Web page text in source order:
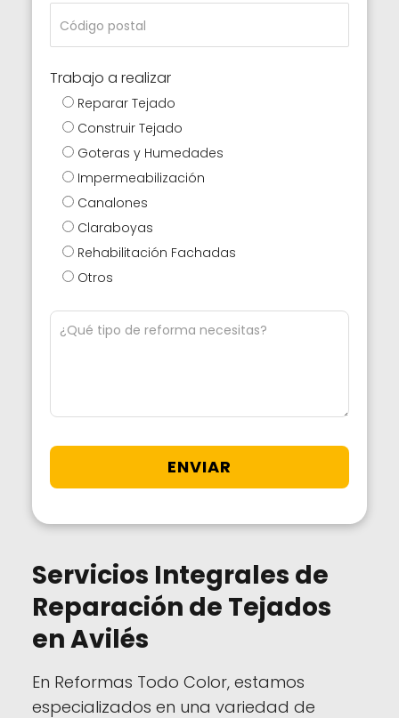
Trabajo a realizar
Reparar Tejado
Construir Tejado
Goteras y Humedades
Impermeabilización
Canalones
Claraboyas
Rehabilitación Fachadas
Otros
Servicios Integrales de
Reparación de Tejados
en Avilés
En Reformas Todo Color, estamos
especializados en una variedad de